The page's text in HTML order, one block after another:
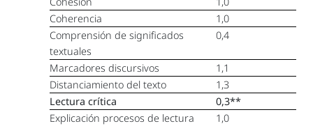
Coherencia
1,0
Comprensión de significados
textuales
0,4
Marcadores discursivos
1,1
Distanciamiento del texto
1,3
Lectura crítica
0,3**
Explicación procesos de lectura
1,0